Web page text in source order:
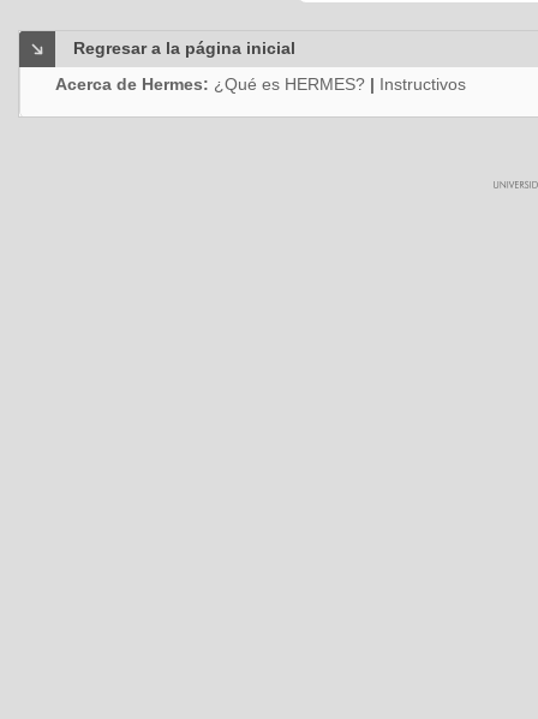
Regresar a la página inicial
Acerca de Hermes: ¿Qué es HERMES? | Instructivos